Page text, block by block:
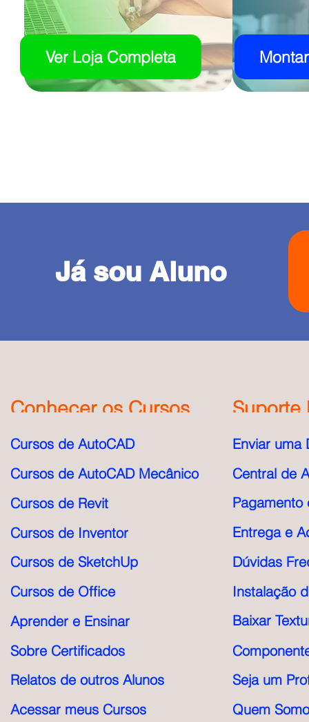
Ver Loja Completa
Já sou Aluno
Conhecer os Cursos
Cursos de AutoCAD
Cursos de AutoCAD Mecânico
Cursos de Revit
Cursos de Inventor
Cursos de SketchUp
Cursos de Office
Aprender e Ensinar
Sobre Certificados
Relatos de outros Alunos
Acessar meus Cursos
Suporte
Enviar uma
Central de
Pagamento
Entrega e
Dúvidas
Instalação
Baixar
Seja um
Quem